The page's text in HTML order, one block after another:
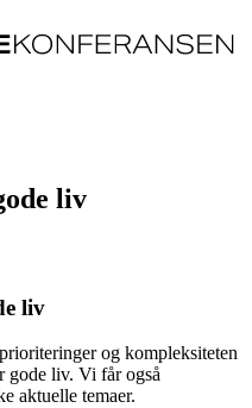
liv
liv
og kompleksiteten
gode liv. Vi får også
aktuelle temaer.